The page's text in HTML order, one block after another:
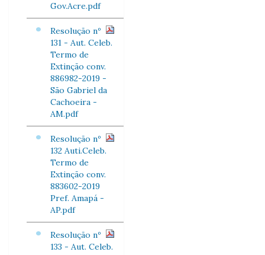
Gov.Acre.pdf
Resolução nº
131 - Aut. Celeb.
Termo de
Extinção conv.
886982-2019 -
São Gabriel da
Cachoeira -
AM.pdf
Resolução nº
132 Auti.Celeb.
Termo de
Extinção conv.
883602-2019
Pref. Amapá -
AP.pdf
Resolução nº
133 - Aut. Celeb.